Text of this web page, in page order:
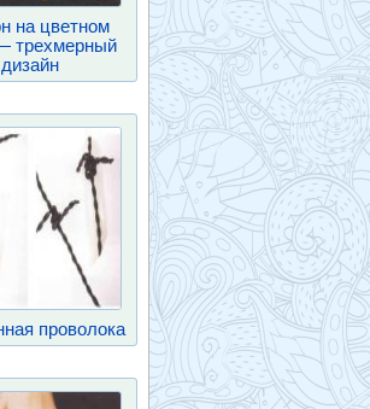
на цветном
трехмерный
дизайн
проволока